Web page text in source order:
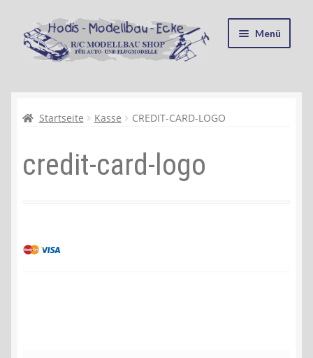
Zur
Navigation
springen
Zum
Inhalt
springen
Menü
Kasse
Mein Konto
Startseite Kasse CREDIT-CARD-LOGO
credit-card-logo